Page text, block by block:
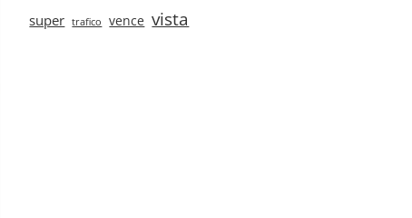
super trafico vence vista